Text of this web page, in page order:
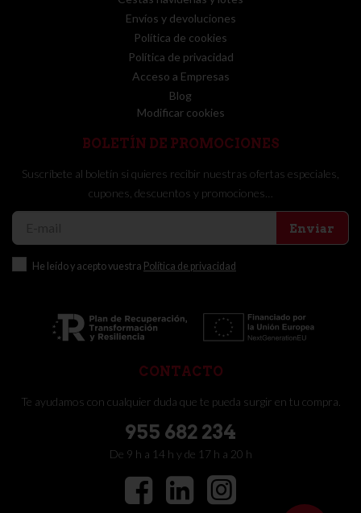
Envíos y devoluciones
Política de cookies
Política de privacidad
Acceso a Empresas
Blog
Modificar cookies
BOLETÍN DE PROMOCIONES
Suscríbete al boletín si quieres recibir nuestras ofertas especiales,
cupones, descuentos y promociones…
Enviar
He leído y acepto vuestra Política de privacidad
CONTACTO
Te ayudamos con cualquier duda que te pueda surgir en tu compra.
955 682 234
De 9 h a 14 h y de 17 h a 20 h